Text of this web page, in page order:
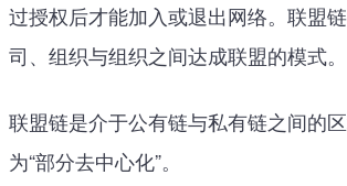
过授权后才能加入或退出网络。联盟
司、组织与组织之间达成联盟的模式。
联盟链是介于公有链与私有链之间的
为“部分去中心化”。